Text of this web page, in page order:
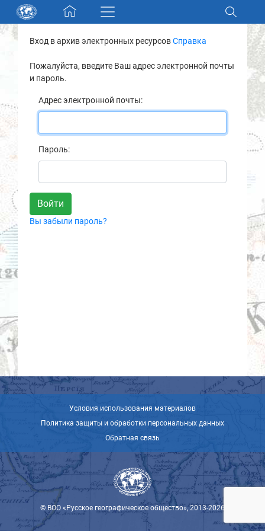
Skip navigation
Разделы и коллекции
Электронный каталог
Новости
О нас
Контакты
Партнеры
Вход в архив электронных ресурсовСправка
Пожалуйста, введите Ваш адрес электронной почты
и пароль.
Адрес электронной почты:
Пароль:
Вы забыли пароль?
Условия использования материалов
Политика защиты и обработки персональных данных
Обратная связь
© ВОО «Русское географическое общество», 2013-2026